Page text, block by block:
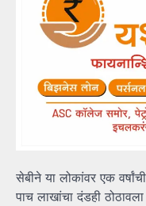
सेबीने या लोकांवर एक
पाच लाखांचा दंडही